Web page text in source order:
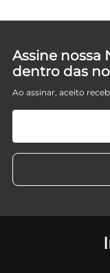
Assine nossa
dentro das
Ao assinar, aceito